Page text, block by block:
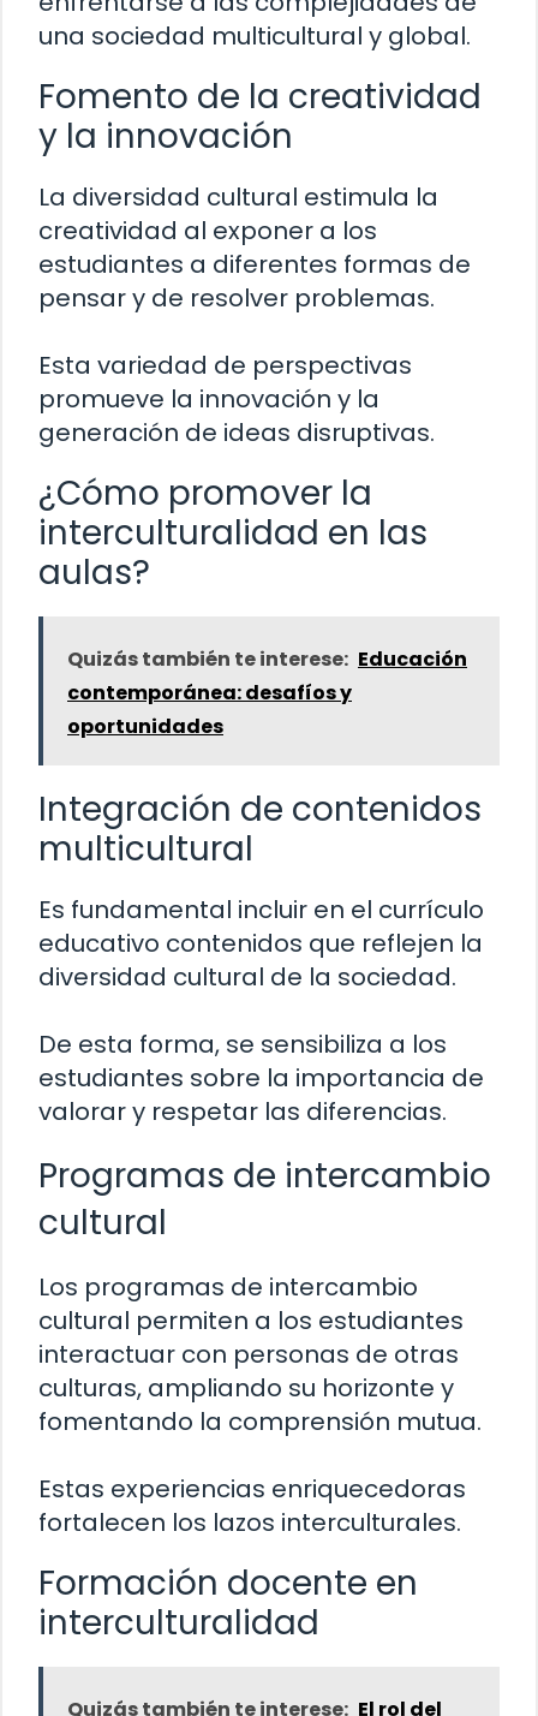
una sociedad multicultural y global.
Fomento de la creatividad
y la innovación
La diversidad cultural estimula la
creatividad al exponer a los
estudiantes a diferentes formas de
pensar y de resolver problemas.
Esta variedad de perspectivas
promueve la innovación y la
generación de ideas disruptivas.
¿Cómo promover la
interculturalidad en las
aulas?
Quizás también te interese: Educación
contemporánea: desafíos y
oportunidades
Integración de contenidos
multicultural
Es fundamental incluir en el currículo
educativo contenidos que reflejen la
diversidad cultural de la sociedad.
De esta forma, se sensibiliza a los
estudiantes sobre la importancia de
valorar y respetar las diferencias.
Programas de intercambio
cultural
Los programas de intercambio
cultural permiten a los estudiantes
interactuar con personas de otras
culturas, ampliando su horizonte y
fomentando la comprensión mutua.
Estas experiencias enriquecedoras
fortalecen los lazos interculturales.
Formación docente en
interculturalidad
Quizás también te interese: El rol del